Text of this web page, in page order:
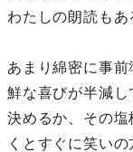
わたしの朗読もあ
あまり綿密に事
鮮な喜びが半減
決めるか、その
くとすぐに笑い